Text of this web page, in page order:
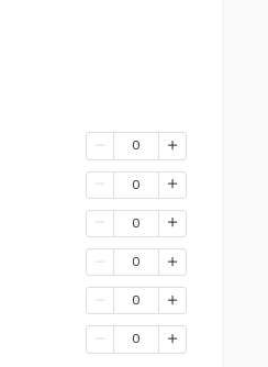
0
0
0
0
0
0